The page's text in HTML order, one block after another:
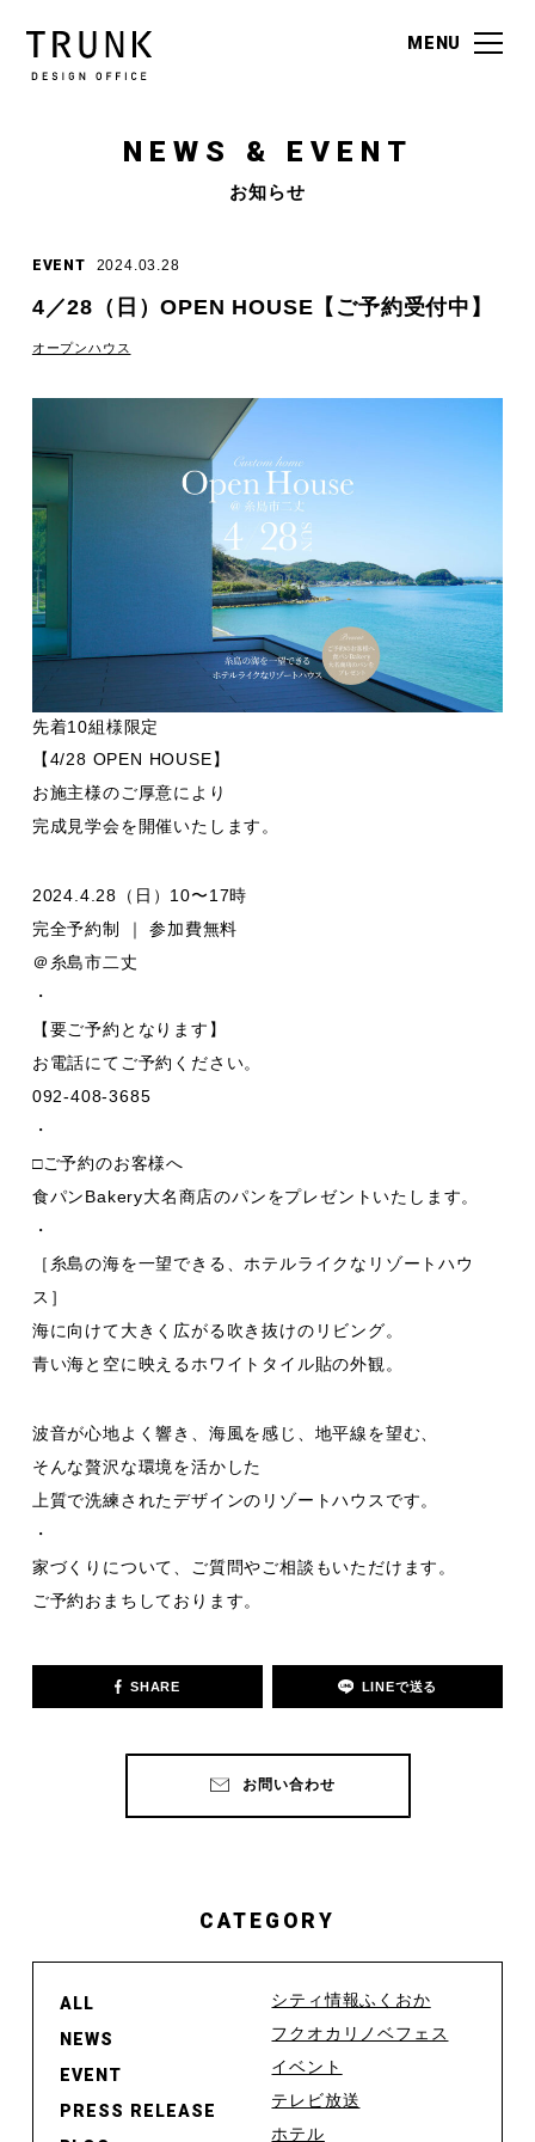
MENU
MENU
NEWS & EVENT
お知らせ
EVENT 2024.03.28
4／28（日）OPEN HOUSE【ご予約受付中】
オープンハウス
先着10組様限定
【4/28 OPEN HOUSE】
お施主様のご厚意により
完成見学会を開催いたします。
2024.4.28（日）10〜17時
完全予約制 ｜ 参加費無料
＠糸島市二丈
・
【要ご予約となります】
お電話にてご予約ください。
092-408-3685
・
□ご予約のお客様へ
食パンBakery大名商店のパンをプレゼントいたします。
・
［糸島の海を一望できる、ホテルライクなリゾートハウ
ス］
海に向けて大きく広がる吹き抜けのリビング。
青い海と空に映えるホワイトタイル貼の外観。
波音が心地よく響き、海風を感じ、地平線を望む、
そんな贅沢な環境を活かした
上質で洗練されたデザインのリゾートハウスです。
・
家づくりについて、ご質問やご相談もいただけます。
ご予約おまちしております。
SHARE LINEで送る
お問い合わせ
CATEGORY
ALL
NEWS
EVENT
PRESS RELEASE
シティ情報ふくおか
フクオカリノベフェス
イベント
テレビ放送
ホテル